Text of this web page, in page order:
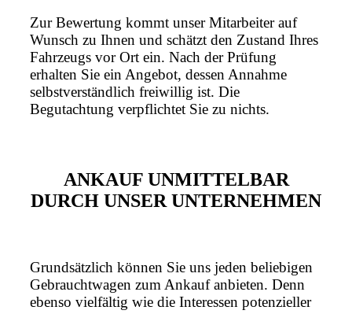
Zur Bewertung kommt unser Mitarbeiter auf
Wunsch zu Ihnen und schätzt den Zustand Ihres
Fahrzeugs vor Ort ein. Nach der Prüfung
erhalten Sie ein Angebot, dessen Annahme
selbstverständlich freiwillig ist. Die
Begutachtung verpflichtet Sie zu nichts.
ANKAUF UNMITTELBAR
DURCH UNSER UNTERNEHMEN
Grundsätzlich können Sie uns jeden beliebigen
Gebrauchtwagen zum Ankauf anbieten. Denn
ebenso vielfältig wie die Interessen potenzieller